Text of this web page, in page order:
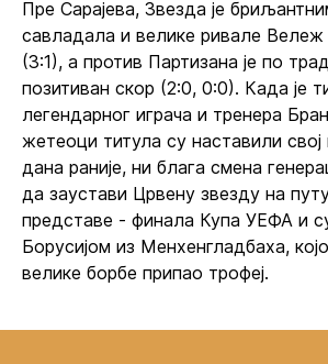
Пре Сарајева, Звезда је
савладала и велике ривале Вележ
(3:1), а против Партизана је по
позитиван скор (2:0, 0:0). Када је
легендарног играча и тренера
жетеоци титула су наставили
дана раније, ни блага смена
да заустави Црвену звезду на
представе - финала Купа УЕФА и
Борусијом из Менхенгладбаха,
велике борбе припао трофеј.